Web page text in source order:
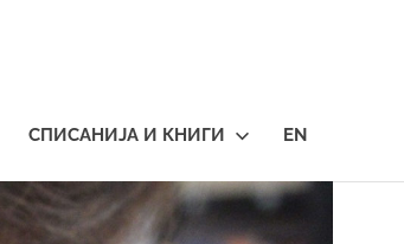
СПИСАНИЈА И КНИГИ EN